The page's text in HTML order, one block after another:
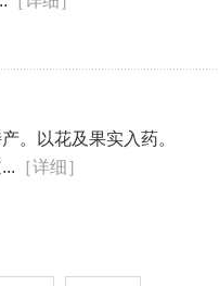
。以花及果实入药。
［详细］